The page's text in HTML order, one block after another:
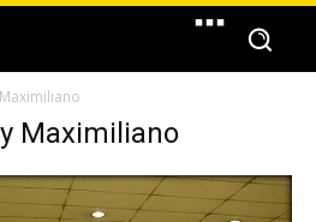
Maximiliano